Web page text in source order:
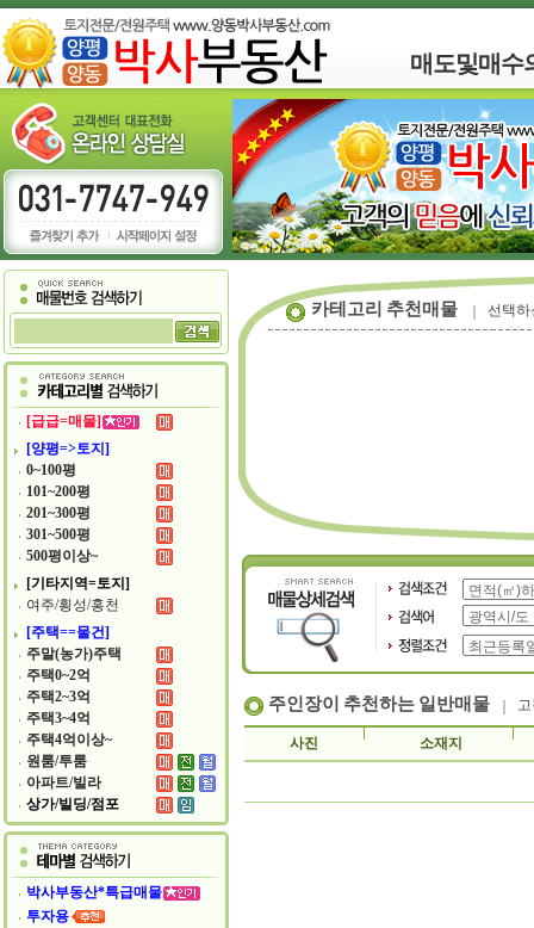
매도및매수
[급급=매물]
[양평=>토지]
0~100평
101~200평
201~300평
301~500평
500평이상~
[기타지역=토지]
여주/횡성/홍천
[주택==물건]
주말(농가)주택
주택0~2억
주택2~3억
주택3~4억
주택4억이상~
원룸/투룸
아파트/빌라
상가/빌딩/점포
박사부동산*특급매물
투자용
카테고리 추천매물 선택하
주인장이 추천하는 일반매물
사진 소재지